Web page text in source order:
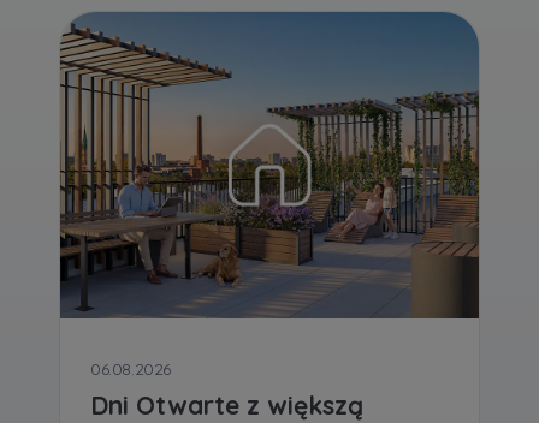
06.08.2026
Dni Otwarte z większą
notyfikacje@murapol.pl
Skontaktuj się z nami